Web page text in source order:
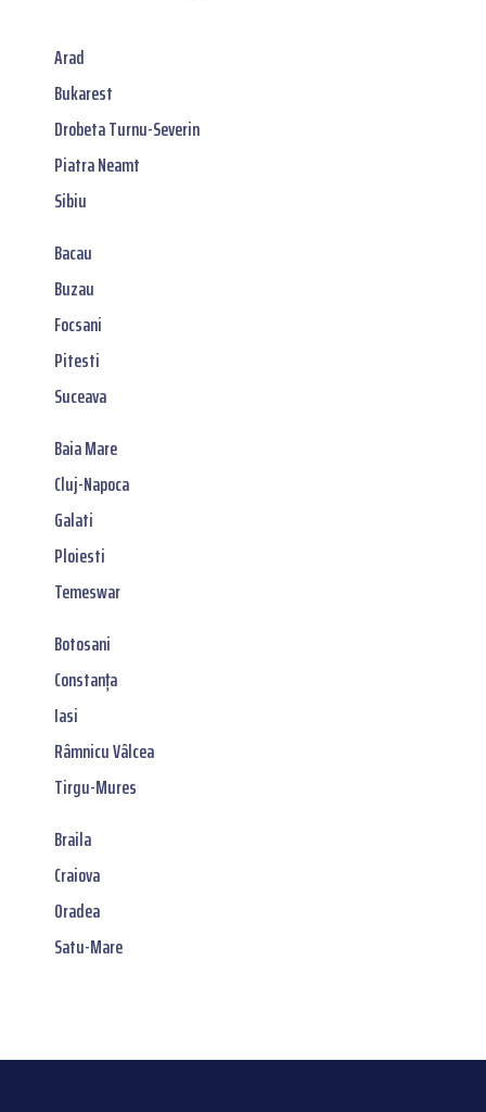
Arad
Bukarest
Drobeta Turnu-Severin
Piatra Neamt
Sibiu
Bacau
Buzau
Focsani
Pitesti
Suceava
Baia Mare
Cluj-Napoca
Galati
Ploiesti
Temeswar
Botosani
Constanța
Iasi
Râmnicu Vâlcea
Tirgu-Mures
Braila
Craiova
Oradea
Satu-Mare